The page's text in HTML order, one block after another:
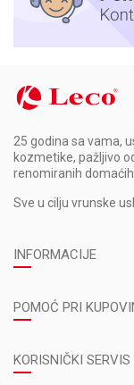
25 godina sa vama,
kozmetike, pažljivo
renomiranih
Sve u cilju vrunske
INFORMACIJE
POMOĆ PRI
KORISNIČKI SERVIS